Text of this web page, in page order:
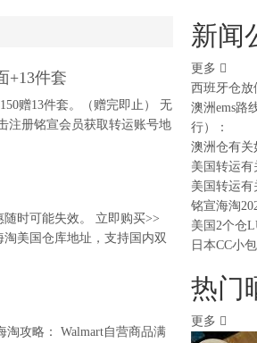
+13件套
赠13件套。（赠完即止） 无
注册铭宣会员获取转运账号地
随时可能失效。 立即购买>>
美国仓库地址，支持国内双
攻略： Walmart自营商品满
新闻
更多
西班牙仓放
澳洲ems路
行）：
澳洲仓有关
美国转运
美国转运
铭宣海淘
美国2个仓
日本CC小
热门
更多